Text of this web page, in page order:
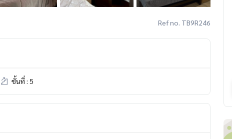
Ref no. TB9R246
ชั้นที่ : 5